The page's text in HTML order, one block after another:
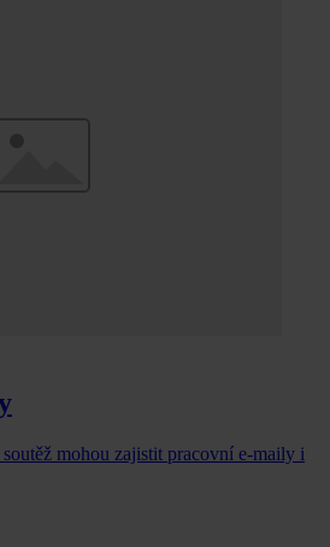
mohou zajistit pracovní e-maily i